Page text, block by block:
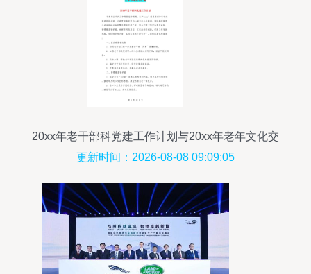
20xx年老干部科党建工作计划与20xx年老年文化交
流艺术节策划书汇编
更新时间：2026-08-08 09:09:05